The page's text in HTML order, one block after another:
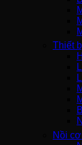
Thiết
Nồi